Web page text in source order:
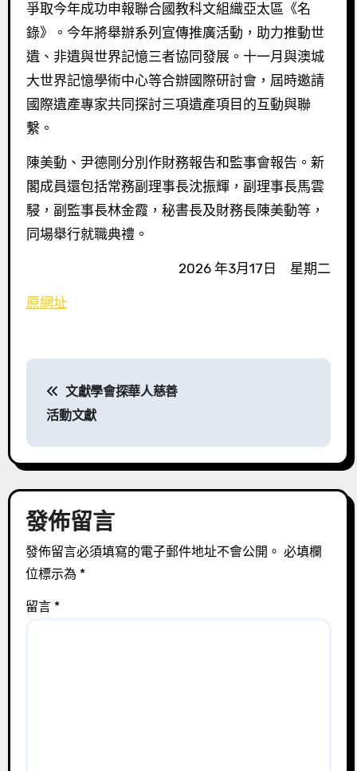
爭取今年成功申報聯合國教科文組織亞太區《名
錄》。今年將舉辦系列宣傳推廣活動，助力推動世
遺、非遺與世界記憶三者協同發展。十一月與澳城
大世界記憶學術中心等合辦國際研討會，屆時邀請
國際遺產專家共同探討三項遺產項目的互動與聯
繫。
陳美動、尹德剛分別作財務報告和監事會報告。新
閣成員還包括常務副理事長沈振輝，副理事長馬雲
駸，副監事長林金霞，秘書長及財務長陳美動等，
同場舉行就職典禮。
2026 年3月17日 星期二
原網址
文
章
導
覽
文獻學會探華人慈善
活動文獻
發佈留言
發佈留言必須填寫的電子郵件地址不會公開。 必填欄
位標示為 *
留言 *